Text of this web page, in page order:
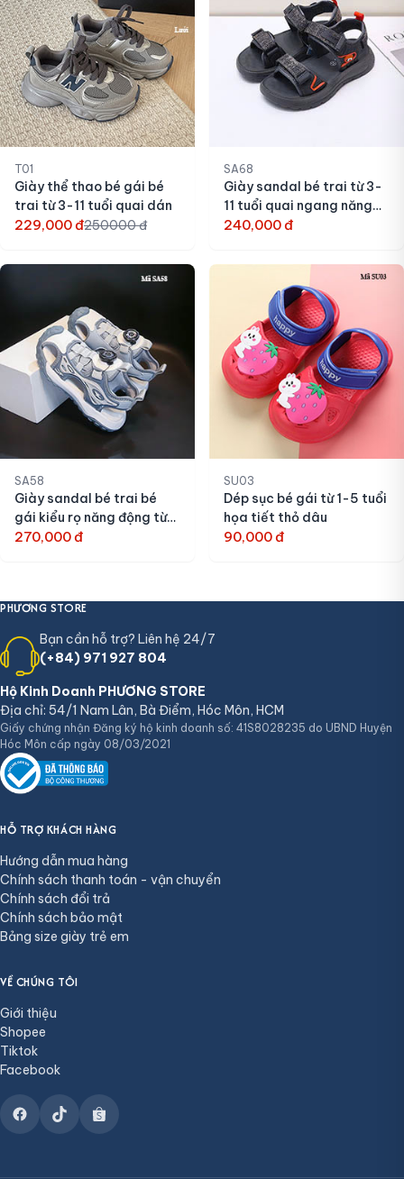
T01
Giày thể thao bé gái bé
trai từ 3-11 tuổi quai dán
229,000 đ250000 đ
SA68
Giày sandal bé trai từ 3-
11 tuổi quai ngang năng
động
240,000 đ
SA58
Giày sandal bé trai bé
gái kiểu rọ năng động từ
4-11 tuổi
270,000 đ
SU03
Dép sục bé gái từ 1-5 tuổi
họa tiết thỏ dâu
90,000 đ
PHƯƠNG STORE
Bạn cần hỗ trợ? Liên hệ 24/7
(+84) 971 927 804
Hộ Kinh Doanh PHƯƠNG STORE
Địa chỉ: 54/1 Nam Lân, Bà Điểm, Hóc Môn, HCM
Giấy chứng nhận Đăng ký hộ kinh doanh số: 41S8028235 do UBND Huyện
Hóc Môn cấp ngày 08/03/2021
HỖ TRỢ KHÁCH HÀNG
Hướng dẫn mua hàng
Chính sách thanh toán - vận chuyển
Chính sách đổi trả
Chính sách bảo mật
Bảng size giày trẻ em
VỀ CHÚNG TÔI
Giới thiệu
Shopee
Tiktok
Facebook